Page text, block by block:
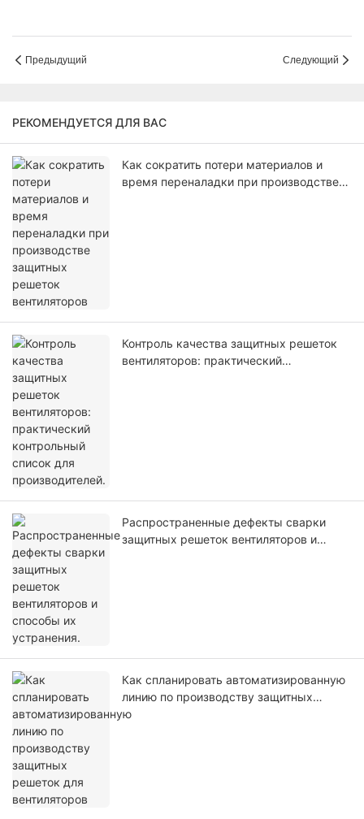
Предыдущий Следующий
РЕКОМЕНДУЕТСЯ ДЛЯ ВАС
Как сократить потери материалов и
время переналадки при производстве
Контроль качества защитных решеток
вентиляторов: практический
Распространенные дефекты сварки
защитных решеток вентиляторов и
Как спланировать автоматизированную
линию по производству защитных
решеток для вентиляторов